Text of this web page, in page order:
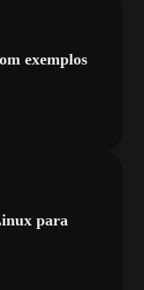
exemplos
para